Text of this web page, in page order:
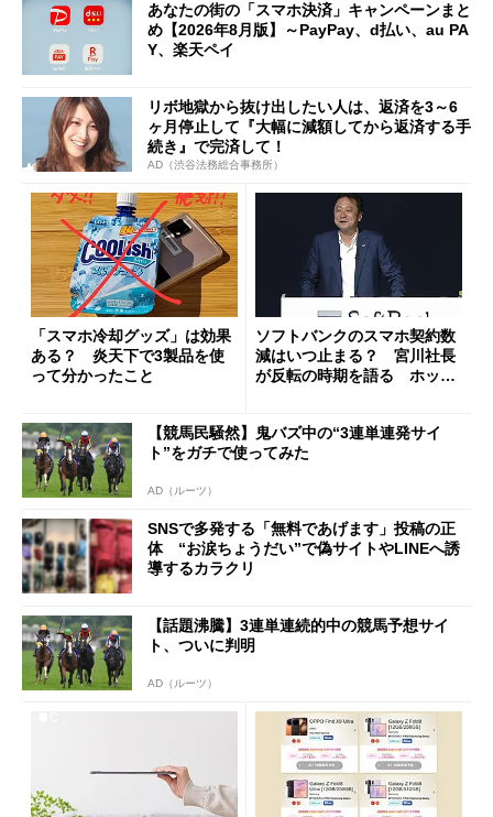
あなたの街の「スマホ決済」キャンペーンまと
め【2026年8月版】～PayPay、d払い、au PA
Y、楽天ペイ
リボ地獄から抜け出したい人は、返済を3～6
ヶ月停止して『大幅に減額してから返済する手
続き』で完済して！
AD（渋谷法務総合事務所）
「スマホ冷却グッズ」は効果
ある？ 炎天下で3製品を使
って分かったこと
ソフトバンクのスマホ契約数
減はいつ止まる？ 宮川社長
が反転の時期を語る ホッピ
【競馬民騒然】鬼バズ中の“3連単連発サイ
ト”をガチで使ってみた
AD（ルーツ）
SNSで多発する「無料であげます」投稿の正
体 “お涙ちょうだい”で偽サイトやLINEへ誘
導するカラクリ
【話題沸騰】3連単連続的中の競馬予想サイ
ト、ついに判明
AD（ルーツ）